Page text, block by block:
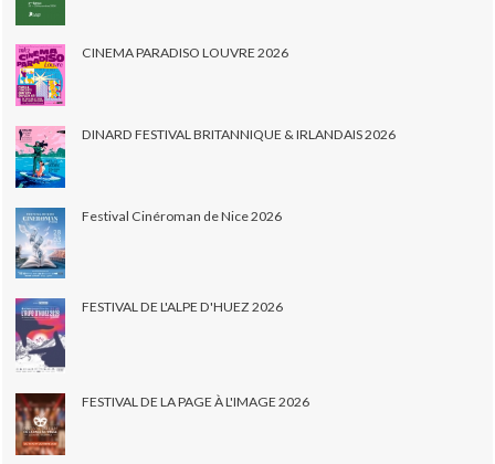
CINEMA PARADISO LOUVRE 2026
DINARD FESTIVAL BRITANNIQUE & IRLANDAIS 2026
Festival Cinéroman de Nice 2026
FESTIVAL DE L'ALPE D'HUEZ 2026
FESTIVAL DE LA PAGE À L'IMAGE 2026